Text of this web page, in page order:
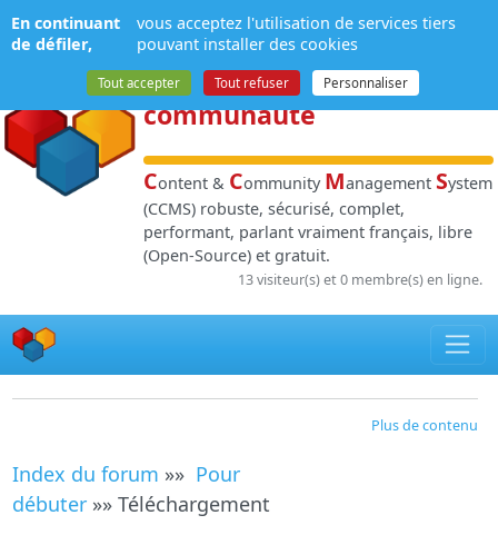
NPDS:Gestion de
contenuet de
communauté
Content & Community Management System
(CCMS) robuste, sécurisé, complet,
performant, parlant vraiment français, libre
(Open-Source) et gratuit.
13 visiteur(s) et 0 membre(s) en ligne.
Plus de contenu
Index du forum »» Pour
débuter»» Téléchargement
Panneau de gestion des cookies
En continuant
de défiler,
vous acceptez l'utilisation de services tiers
pouvant installer des cookies
Tout accepter Tout refuser Personnaliser